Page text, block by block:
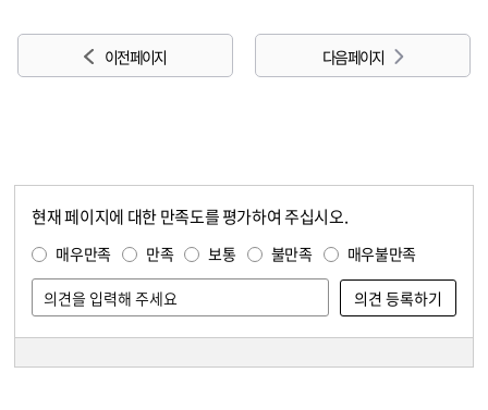
이전 페이지 다음 페이지
현재 페이지에 대한 만족도를 평가하여 주십시오.
매우만족 만족 보통 불만족 매우불만족